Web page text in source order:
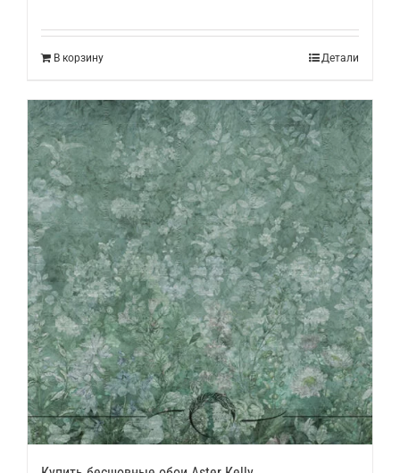
В корзину Детали